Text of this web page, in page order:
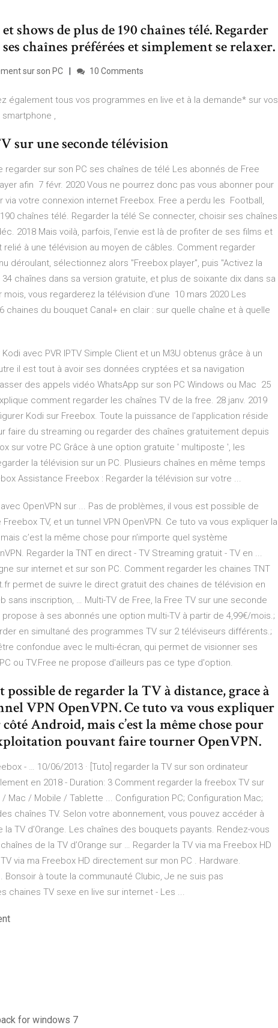
shows de plus de 190 chaînes télé. Regarder
chaînes préférées et simplement se relaxer.
sur son PC 10 Comments
également tous vos programmes en live et à la demande* sur vos
,
sur une seconde télévision
sur son PC ses chaînes de télé Les abonnés de Free
afin 7 févr. 2020 Vous ne pourrez donc pas vous abonner pour
votre connexion internet Freebox. Free a perdu les Football,
chaînes télé. Regarder la télé Se connecter, choisir ses chaînes
2018 Mais voilà, parfois, l'envie est là de profiter de ses films et
à une télévision au moyen de câbles. Comment regarder
déroulant, sélectionnez alors "Freebox player", puis "Activez la
chaînes dans sa version gratuite, et plus de soixante dix dans sa
vous regarderez la télévision d'une 10 mars 2020 Les
du bouquet Canal+ en clair : sur quelle chaîne et à quelle
avec PVR IPTV Simple Client et un M3U obtenus grâce à un
il est tout à avoir ses données cryptées et sa navigation
des appels vidéo WhatsApp sur son PC Windows ou Mac 25
comment regarder les chaînes TV de la free. 28 janv. 2019
Kodi sur Freebox. Toute la puissance de l'application réside
faire du streaming ou regarder des chaînes gratuitement depuis
sur votre PC Grâce à une option gratuite ' multiposte ', les
la télévision sur un PC. Plusieurs chaînes en même temps
Assistance Freebox : Regarder la télévision sur votre ...
OpenVPN sur ... Pas de problèmes, il vous est possible de
TV, et un tunnel VPN OpenVPN. Ce tuto va vous expliquer la
c’est la même chose pour n’importe quel système
Regarder la TNT en direct - TV Streaming gratuit - TV en ...
sur internet et sur son PC. Comment regarder les chaines TNT
permet de suivre le direct gratuit des chaines de télévision en
sans inscription, … Multi-TV de Free, la Free TV sur une seconde
à ses abonnés une option multi-TV à partir de 4,99€/mois.;
en simultané des programmes TV sur 2 téléviseurs différents.;
confondue avec le multi-écran, qui permet de visionner ses
ou TV.Free ne propose d'ailleurs pas ce type d'option.
possible de regarder la TV à distance, grace à
VPN OpenVPN. Ce tuto va vous expliquer
Android, mais c’est la même chose pour
pouvant faire tourner OpenVPN.
- … 10/06/2013 · [Tuto] regarder la TV sur son ordinateur
en 2018 - Duration: 3 Comment regarder la freebox TV sur
Mac / Mobile / Tablette ... Configuration PC; Configuration Mac;
chaînes TV. Selon votre abonnement, vous pouvez accéder à
TV d’Orange. Les chaînes des bouquets payants. Rendez-vous
de la TV d’Orange sur … Regarder la TV via ma Freebox HD
via ma Freebox HD directement sur mon PC . Hardware.
Bonsoir à toute la communauté Clubic, Je ne suis pas
chaines TV sexe en live sur internet - Les ...
for windows 7